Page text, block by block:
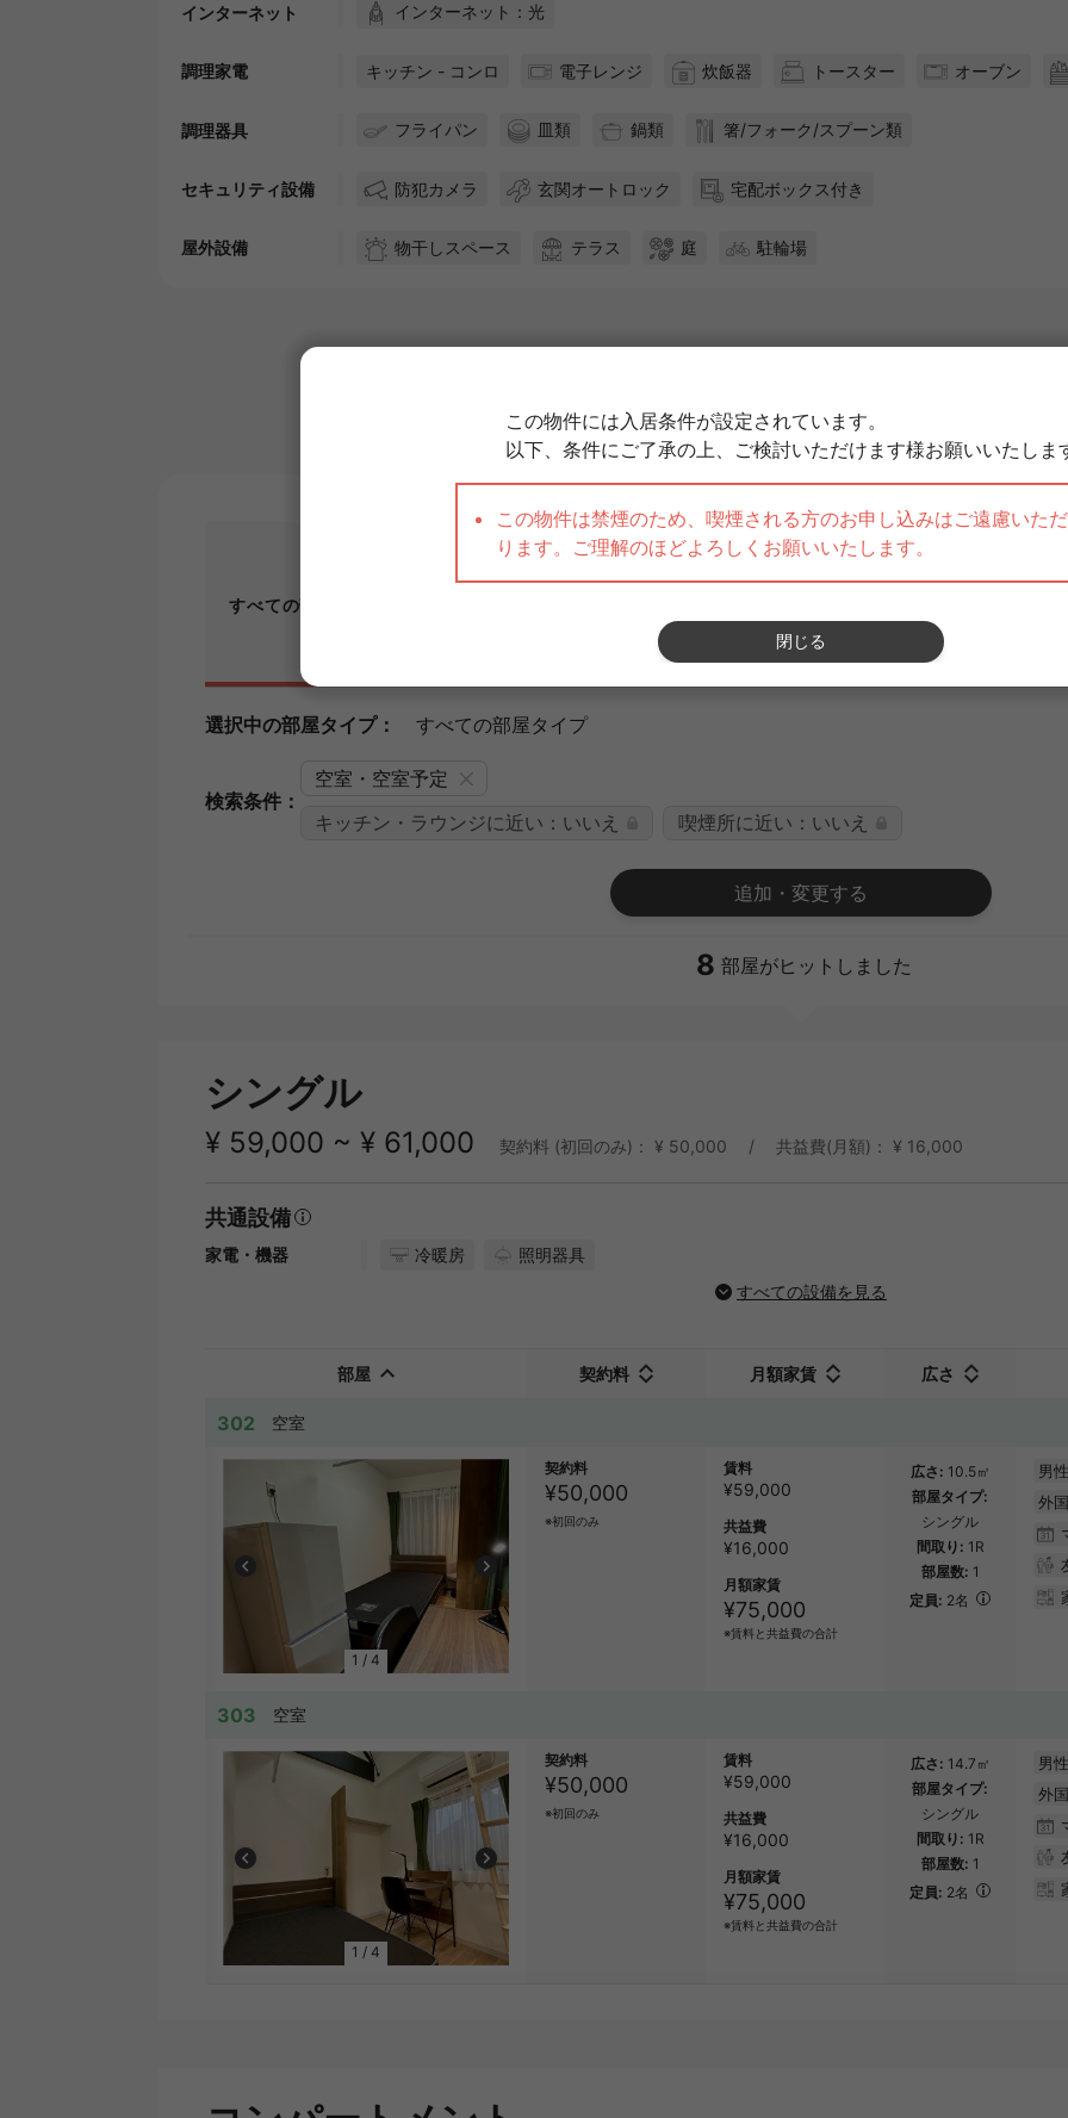
インターネット インターネット：光
調理家電 キッチン - コンロ 電子レンジ 炊飯器 トースター オーブン
調理器具 フライパン 皿類 鍋類 箸/フォーク/スプーン類
セキュリティ設備 防犯カメラ 玄関オートロック 宅配ボックス付き
屋外設備 物干しスペース テラス 庭 駐輪場
空室情報
すべての部屋タイプ
コンパートメント セミプライベート
選択中の部屋タイプ： すべての部屋タイプ
検索条件：
空室・空室予定
キッチン・ラウンジに近い：いいえ
喫煙所に近い：いいえ
追加・変更する
8 部屋がヒットしました
シングル
¥ 59,000 ~ ¥ 61,000 契約料 (初回のみ)： ¥ 50,000 共益費(月額)： ¥ 16,000
共通設備
家電・機器 冷暖房 照明器具
すべての設備を見る
部屋 契約料 月額家賃 広さ
302 空室
1 / 4
契約料
¥50,000
※初回のみ
賃料
¥59,000
共益費
¥16,000
月額家賃
¥75,000
※賃料と共益費の合計
広さ
10.5㎡
部屋タイプ
シングル
間取り
1R
部屋数 1
定員 2名
男
外
303 空室
1 / 4
契約料
¥50,000
※初回のみ
賃料
¥59,000
共益費
¥16,000
月額家賃
¥75,000
※賃料と共益費の合計
広さ
14.7㎡
部屋タイプ
シングル
間取り
1R
部屋数 1
定員 2名
男
外